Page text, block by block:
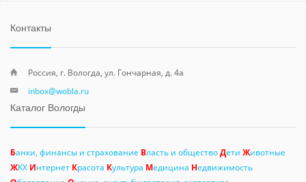
Контакты
Россия, г. Вологда, ул. Гончарная, д. 4а
inbox@wobla.ru
Каталог Вологды
Банки, финансы и страхование Власть и обществоДети Животные
ЖКХ Интернет Красота Культура Медицина Недвижимость